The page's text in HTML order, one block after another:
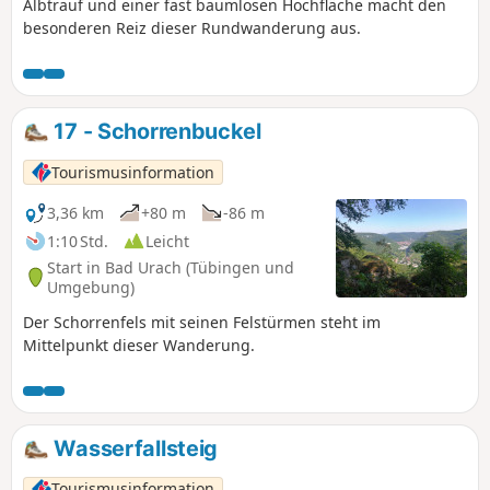
Albtrauf und einer fast baumlosen Hochfläche macht den
besonderen Reiz dieser Rundwanderung aus.
17 - Schorrenbuckel
Tourismusinformation
3,36 km
+80 m
-86 m
1:10 Std.
Leicht
Start in Bad Urach (Tübingen und
Umgebung)
Der Schorrenfels mit seinen Felstürmen steht im
Mittelpunkt dieser Wanderung.
Wasserfallsteig